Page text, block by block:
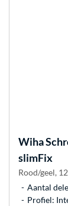
Wiha
slimFix
Rood/geel,
Aantal
Profiel: